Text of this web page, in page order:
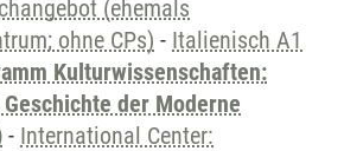
(ehemals
ohne CPs) - Italienisch A1
Kulturwissenschaften:
der Moderne
- International Center: